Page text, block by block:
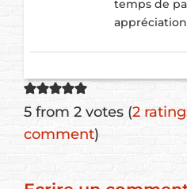
temps de
5 from 2 votes (2
comment)